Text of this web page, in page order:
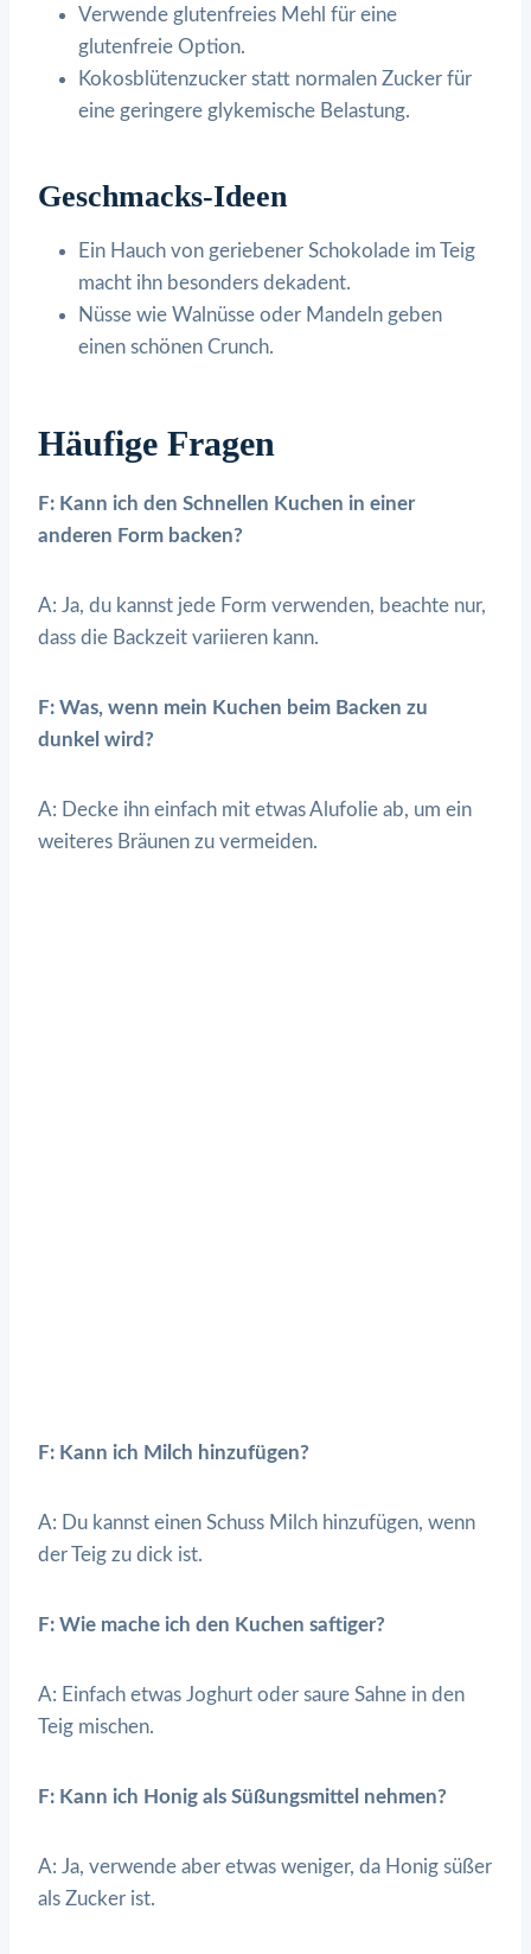
Verwende glutenfreies Mehl für eine
glutenfreie Option.
Kokosblütenzucker statt normalen Zucker für
eine geringere glykemische Belastung.
Geschmacks-Ideen
Ein Hauch von geriebener Schokolade im Teig
macht ihn besonders dekadent.
Nüsse wie Walnüsse oder Mandeln geben
einen schönen Crunch.
Häufige Fragen
F: Kann ich den Schnellen Kuchen in einer
anderen Form backen?
A: Ja, du kannst jede Form verwenden, beachte nur,
dass die Backzeit variieren kann.
F: Was, wenn mein Kuchen beim Backen zu
dunkel wird?
A: Decke ihn einfach mit etwas Alufolie ab, um ein
weiteres Bräunen zu vermeiden.
F: Kann ich Milch hinzufügen?
A: Du kannst einen Schuss Milch hinzufügen, wenn
der Teig zu dick ist.
F: Wie mache ich den Kuchen saftiger?
A: Einfach etwas Joghurt oder saure Sahne in den
Teig mischen.
F: Kann ich Honig als Süßungsmittel nehmen?
A: Ja, verwende aber etwas weniger, da Honig süßer
als Zucker ist.